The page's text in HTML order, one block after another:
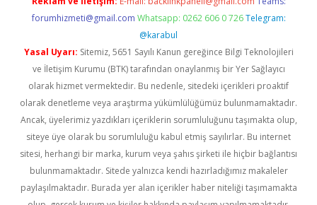
forumhizmeti@gmail.com Whatsapp: 0262 606 0 726 Telegram:
@karabul
Yasal Uyarı: Sitemiz, 5651 Sayılı Kanun gereğince Bilgi Teknolojileri
ve İletişim Kurumu (BTK) tarafından onaylanmış bir Yer Sağlayıcı
olarak hizmet vermektedir. Bu nedenle, sitedeki içerikleri proaktif
olarak denetleme veya araştırma yükümlülüğümüz bulunmamaktadır.
Ancak, üyelerimiz yazdıkları içeriklerin sorumluluğunu taşımakta olup,
siteye üye olarak bu sorumluluğu kabul etmiş sayılırlar. Bu internet
sitesi, herhangi bir marka, kurum veya şahıs şirketi ile hiçbir bağlantısı
bulunmamaktadır. Sitede yalnızca kendi hazırladığımız makaleler
paylaşılmaktadır. Burada yer alan içerikler haber niteliği taşımamakta